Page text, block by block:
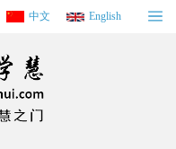
中文 English